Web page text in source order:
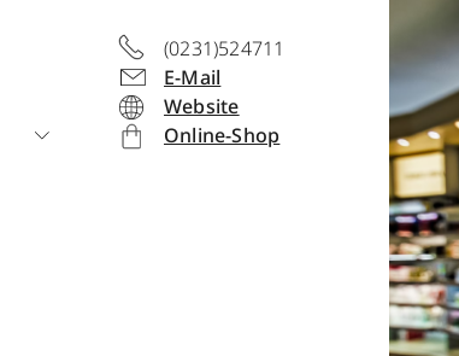
(0231)524711
E-Mail
Website
Online-Shop